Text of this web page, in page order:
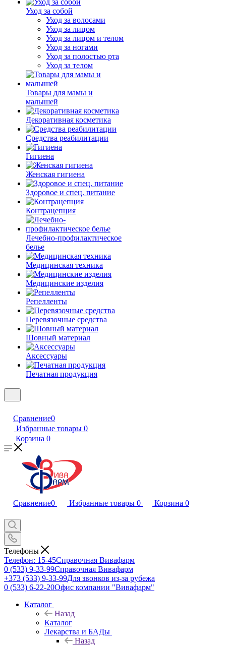
Уход за собой
Уход за волосами
Уход за лицом
Уход за лицом и телом
Уход за ногами
Уход за полостью рта
Уход за телом
Товары для мамы и
малышей
Декоративная косметика
Средства реабилитации
Гигиена
Женская гигиена
Здоровое и спец. питание
Контрацепция
Лечебно-профилактическое
белье
Медицинская техника
Медицинские изделия
Репелленты
Перевязочные средства
Шовный материал
Аксессуары
Печатная продукция
Сравнение0
Избранные товары 0
Корзина 0
Сравнение0 Избранные товары 0 Корзина 0
Телефоны
Телефон: 15-45Справочная Вивафарм
0 (533) 9-33-99Справочная Вивафарм
+373 (533) 9-33-99Для звонков из-за рубежа
0 (533) 6-22-20Офис компании "Вивафарм"
Каталог
Назад
Каталог
Лекарства и БАДы
Назад